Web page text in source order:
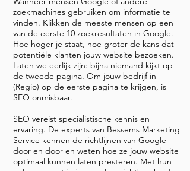
zoekmachines gebruiken om informatie te
vinden. Klikken de meeste mensen op een
van de eerste 10 zoekresultaten in Google.
Hoe hoger je staat, hoe groter de kans dat
potentiële klanten jouw website bezoeken.
Laten we eerlijk zijn: bijna niemand kijkt op
de tweede pagina. Om jouw bedrijf in
(Regio) op de eerste pagina te krijgen, is
SEO onmisbaar.
SEO vereist specialistische kennis en
ervaring. De experts van Bessems Marketing
Service kennen de richtlijnen van Google
door en door en weten hoe ze jouw website
optimaal kunnen laten presteren. Met hun